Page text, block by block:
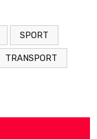
SPORT
TRANSPORT